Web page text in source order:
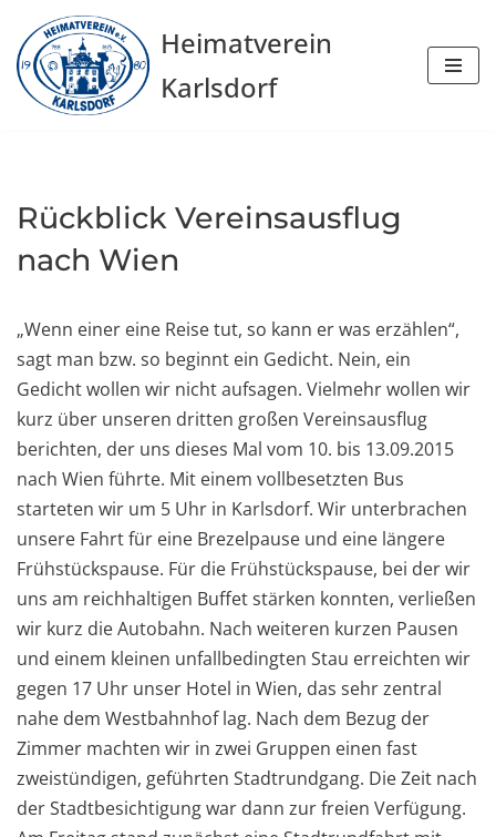
Zum
Inhalt
springen
Heimatverein
Karlsdorf
Rückblick Vereinsausflug
nach Wien
„Wenn einer eine Reise tut, so kann er was erzählen“,
sagt man bzw. so beginnt ein Gedicht. Nein, ein
Gedicht wollen wir nicht aufsagen. Vielmehr wollen wir
kurz über unseren dritten großen Vereinsausflug
berichten, der uns dieses Mal vom 10. bis 13.09.2015
nach Wien führte. Mit einem vollbesetzten Bus
starteten wir um 5 Uhr in Karlsdorf. Wir unterbrachen
unsere Fahrt für eine Brezelpause und eine längere
Frühstückspause. Für die Frühstückspause, bei der wir
uns am reichhaltigen Buffet stärken konnten, verließen
wir kurz die Autobahn. Nach weiteren kurzen Pausen
und einem kleinen unfallbedingten Stau erreichten wir
gegen 17 Uhr unser Hotel in Wien, das sehr zentral
nahe dem Westbahnhof lag. Nach dem Bezug der
Zimmer machten wir in zwei Gruppen einen fast
zweistündigen, geführten Stadtrundgang. Die Zeit nach
der Stadtbesichtigung war dann zur freien Verfügung.